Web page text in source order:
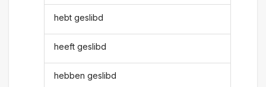
hebt geslibd
heeft geslibd
hebben geslibd